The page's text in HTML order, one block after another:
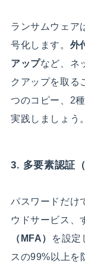
ランサムウェア
号化します。 外
アップなど、ネ
クアップを取る
つのコピー、2
実践しましょう。
3. 多要素認証
パスワードだけ
ウドサービス、
（MFA）
を設定
スの99%以上を